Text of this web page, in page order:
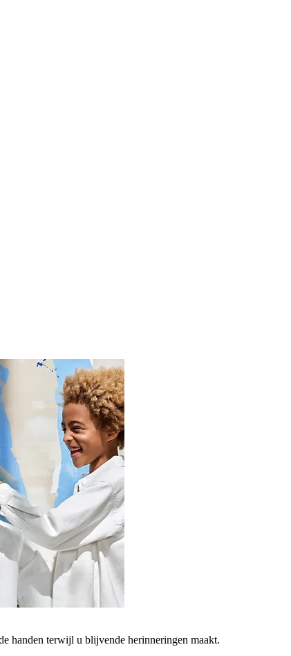
handen terwijl u blijvende herinneringen maakt.